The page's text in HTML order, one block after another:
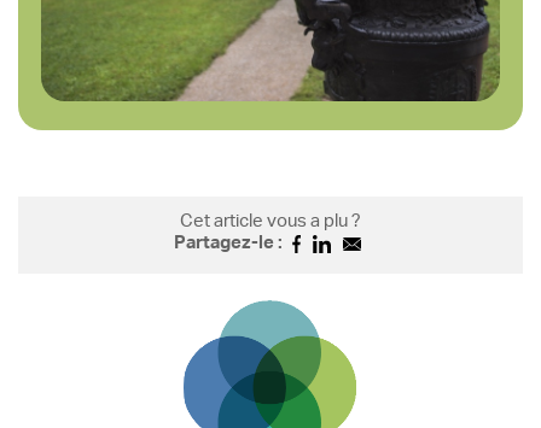
Cet article vous a plu ?
Partagez-le :